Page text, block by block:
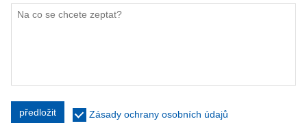
předložit Zásady ochrany osobních údajů